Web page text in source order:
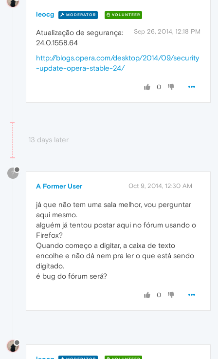
leocg MODERATOR VOLUNTEER
Sep 26, 2014, 12:18 PM
Atualização de segurança:
24.0.1558.64
http://blogs.opera.com/desktop/2014/09/security
-update-opera-stable-24/
0
13 days later
?
A Former User Oct 9, 2014, 12:30 AM
já que não tem uma sala melhor, vou perguntar
aqui mesmo.
alguém já tentou postar aqui no fórum usando o
Firefox?
Quando começo a digitar, a caixa de texto
encolhe e não dá nem pra ler o que está sendo
digitado.
é bug do fórum será?
0